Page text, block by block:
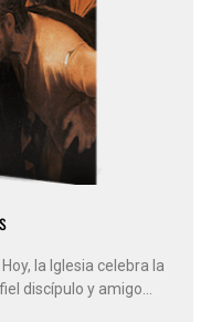
la Iglesia celebra la
discípulo y amigo